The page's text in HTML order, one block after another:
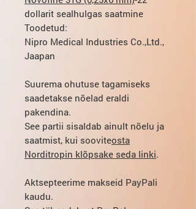
dollarit sealhulgas saatmine
Toodetud:
Nipro Medical Industries Co.,Ltd.,
Jaapan
Suurema ohutuse tagamiseks
saadetakse nõelad eraldi
pakendina.
See partii sisaldab ainult nõelu ja
saatmist, kui sooviteosta
Norditropin klõpsake seda linki.
Aktsepteerime makseid PayPali
kaudu.